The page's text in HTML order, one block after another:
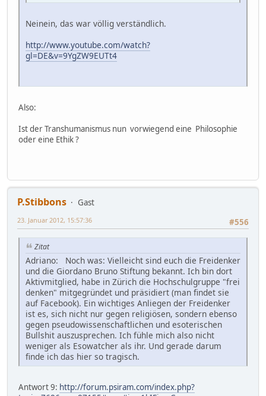
Neinein, das war völlig verständlich.
http://www.youtube.com/watch?
gl=DE&v=9YgZW9EUTt4
Also:
Ist der Transhumanismus nun vorwiegend eine Philosophie
oder eine Ethik ?
P.Stibbons
Gast
#556
23. Januar 2012, 15:57:36
Zitat
Adriano: Noch was: Vielleicht sind euch die Freidenker
und die Giordano Bruno Stiftung bekannt. Ich bin dort
Aktivmitglied, habe in Zürich die Hochschulgruppe "frei
denken" mitgegründet und präsidiert (man findet sie
auf Facebook). Ein wichtiges Anliegen der Freidenker
ist es, sich nicht nur gegen religiösen, sondern ebenso
gegen pseudowissenschaftlichen und esoterischen
Bullshit auszusprechen. Ich fühle mich also nicht
weniger als Esowatcher als ihr. Und gerade darum
finde ich das hier so tragisch.
Antwort 9: http://forum.psiram.com/index.php?